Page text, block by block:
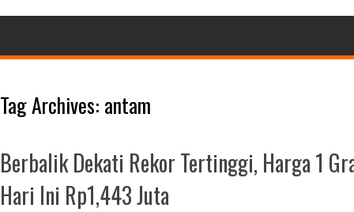
Tag Archives: antam
Berbalik Dekati Rekor Tertinggi, Harga 1
Hari Ini Rp1,443 Juta